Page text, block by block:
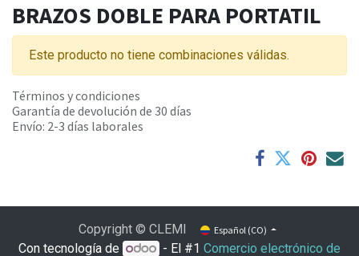
BRAZOS DOBLE PARA PORTATIL
Este producto no tiene combinaciones válidas.
Términos y condiciones
Garantía de devolución de 30 días
Envío: 2-3 días laborales
Copyright © CLEMI Español (CO)
Con tecnología de - El #1Comercio electrónico de